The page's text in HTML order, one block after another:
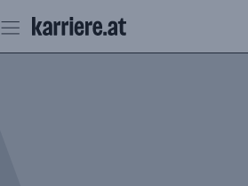
Seiteninhalt
springen